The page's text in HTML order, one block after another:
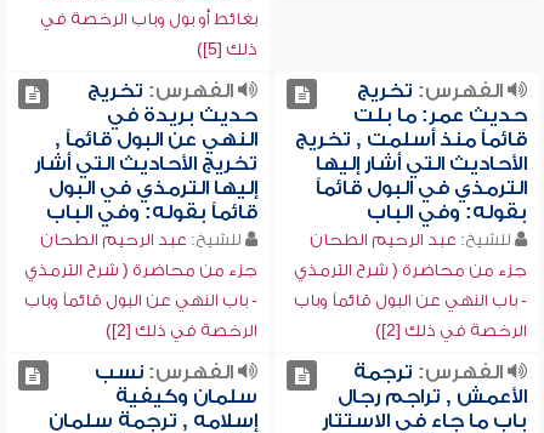
بغائط أو بول وباب الرخصة في
ذلك [5])
الفهرس: تخريج
حديث عمر: ما بلت
قائماً منذ أسلمت , تخريج
الأحاديث التي أشار إليها
الترمذي في البول قائماً
بقوله: وفي الباب
للشيخ: عبد الرحيم الطحان
جزء من محاضرة ( شرح الترمذي
- باب النهي عن البول قائماً وباب
الرخصة في ذلك [2])
الفهرس: تخريج
حديث بريدة في
النهي عن البول قائماً ,
تخريج الأحاديث التي أشار
إليها الترمذي في البول
قائماً بقوله: وفي الباب
للشيخ: عبد الرحيم الطحان
جزء من محاضرة ( شرح الترمذي
- باب النهي عن البول قائماً وباب
الرخصة في ذلك [2])
الفهرس: ترجمة
الأعمش , تراجم رجال
باب ما جاء في الاستتار
الفهرس:نسب
سلمان وكيفية
إسلامه , ترجمة سلمان